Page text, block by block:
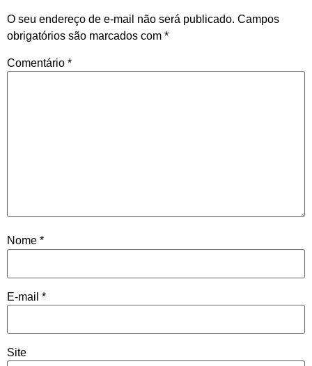
O seu endereço de e-mail não será publicado. Campos
obrigatórios são marcados com *
Comentário *
Nome *
E-mail *
Site